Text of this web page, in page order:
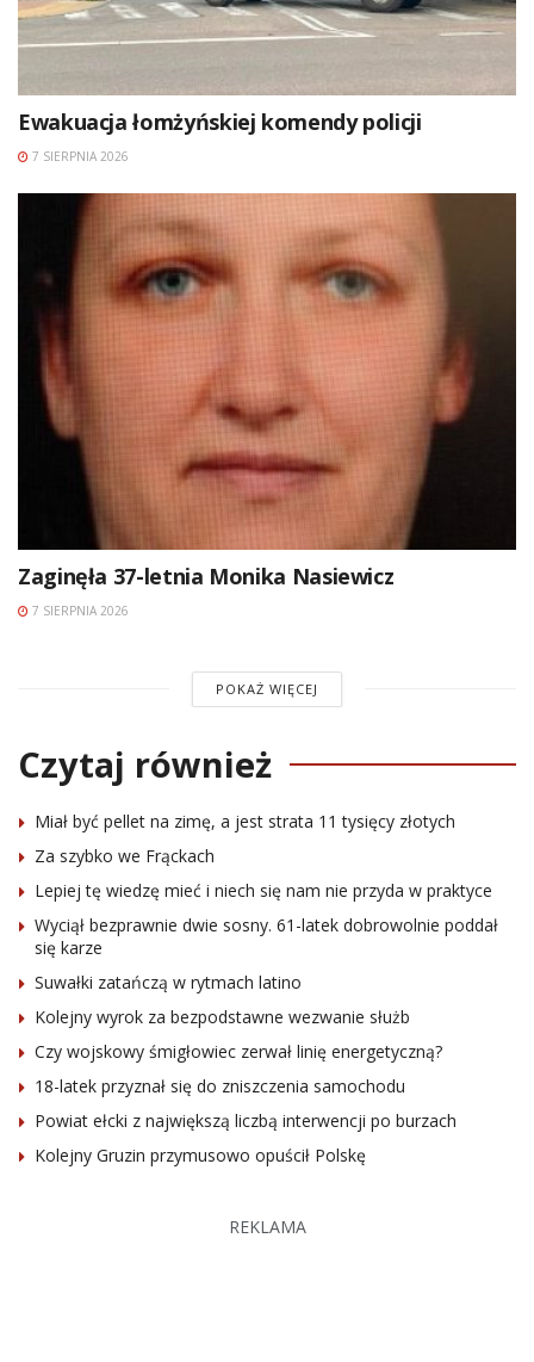
Ewakuacja łomżyńskiej komendy policji
7 SIERPNIA 2026
Zaginęła 37-letnia Monika Nasiewicz
7 SIERPNIA 2026
POKAŻ WIĘCEJ
Czytaj również
Miał być pellet na zimę, a jest strata 11 tysięcy złotych
Za szybko we Frąckach
Lepiej tę wiedzę mieć i niech się nam nie przyda w praktyce
Wyciął bezprawnie dwie sosny. 61-latek dobrowolnie poddał
się karze
Suwałki zatańczą w rytmach latino
Kolejny wyrok za bezpodstawne wezwanie służb
Czy wojskowy śmigłowiec zerwał linię energetyczną?
18-latek przyznał się do zniszczenia samochodu
Powiat ełcki z największą liczbą interwencji po burzach
Kolejny Gruzin przymusowo opuścił Polskę
REKLAMA